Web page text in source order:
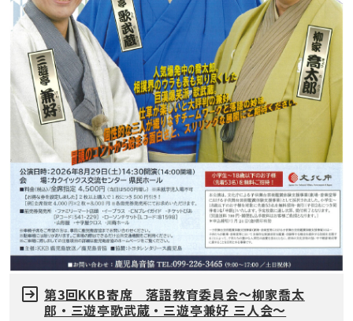
第3回KKB寄席 落語教育委員会～柳家喬太
郎・三遊亭歌武蔵・三遊亭兼好 三人会～